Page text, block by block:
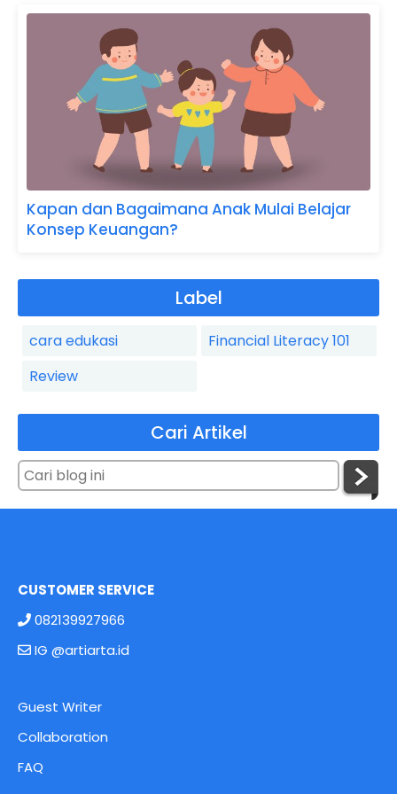
Kapan dan Bagaimana Anak Mulai Belajar
Konsep Keuangan?
Label
cara edukasi
Financial Literacy 101
Review
Cari Artikel
CUSTOMER SERVICE
082139927966
IG @artiarta.id
Guest Writer
Collaboration
FAQ